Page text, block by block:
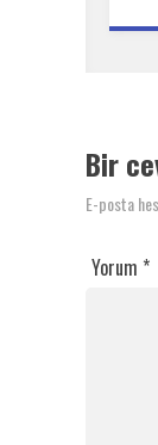
Bir
E-posta
Yorum *